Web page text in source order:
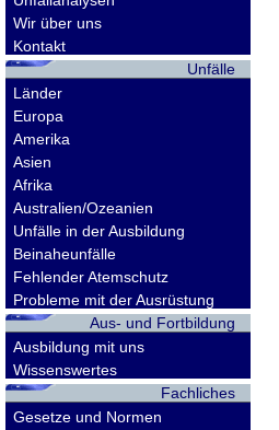
Wir über uns
Kontakt
Unfälle
Länder
Europa
Amerika
Asien
Afrika
Australien/Ozeanien
Unfälle in der Ausbildung
Beinaheunfälle
Fehlender Atemschutz
Probleme mit der Ausrüstung
Aus- und Fortbildung
Ausbildung mit uns
Wissenswertes
Fachliches
Gesetze und Normen